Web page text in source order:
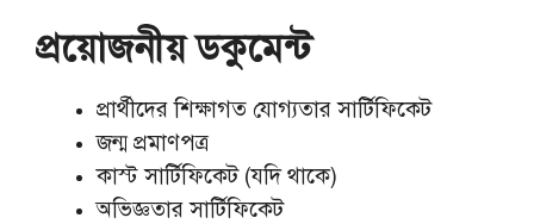
প্রয়োজনীয় ডকুমেন্ট
প্রার্থীদের শিক্ষাগত যোগ্যতার সার্টিফিকেট
জন্ম প্রমাণপত্র
কাস্ট সার্টিফিকেট (যদি থাকে)
অভিজ্ঞতার সার্টিফিকেট